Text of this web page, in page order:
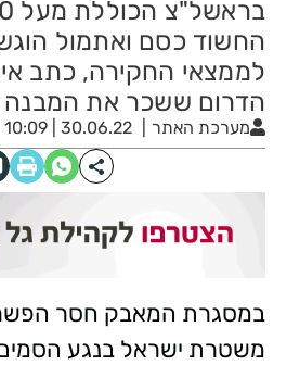
החשוד כסם ואתמול
לממצאי החקירה, כתב
הדרום ששכר את
מערכת האתר 30.06.22 | 10:09
במסגרת המאבק חסר
משטרת ישראל בנגע